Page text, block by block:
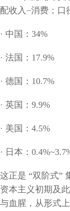
配收入−消费；口
· 中国： 34%
· 法国： 17.9%
· 德国： 10.7%
· 英国： 9.9%
· 美国： 4.5%
· 日本：
这正是 “双阶式”
资本主义初期及
与血腥，从形式